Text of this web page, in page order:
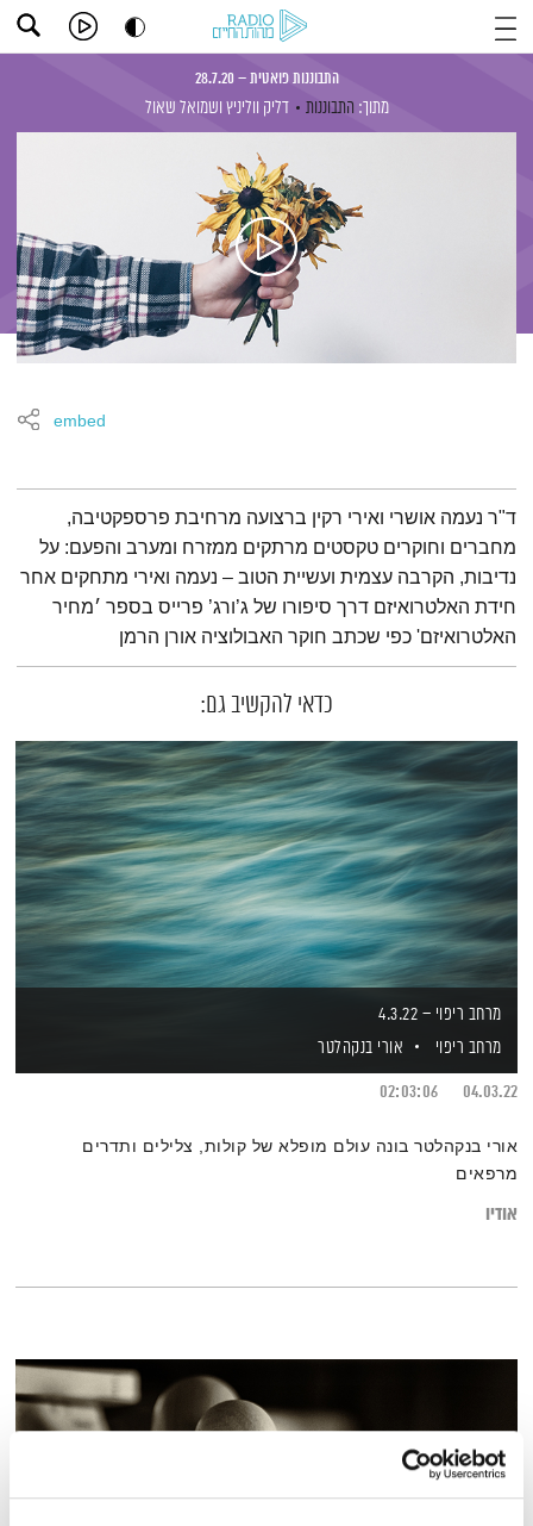
התבוננות פואטית – 28.7.20
מתוך: התבוננות דליק ווליניץ ושמואל שאול
embed
תמצית הפודקאסט
ד"ר נעמה אושרי ואירי רקין ברצועה מרחיבת פרספקטיבה,
מחברים וחוקרים טקסטים מרתקים ממזרח ומערב והפעם: על
נדיבות, הקרבה עצמית ועשיית הטוב – נעמה ואירי מתחקים אחר
חידת האלטרואיזם דרך סיפורו של ג’ורג’ פרייס בספר ׳מחיר
האלטרואיזם' כפי שכתב חוקר האבולוציה אורן הרמן
כדאי להקשיב גם:
מרחב ריפוי – 4.3.22
מרחב ריפוי
אורי בנקהלטר
04.03.22
02:03:06
אורי בנקהלטר בונה עולם מופלא של קולות, צלילים ותדרים
מרפאים
אודיו